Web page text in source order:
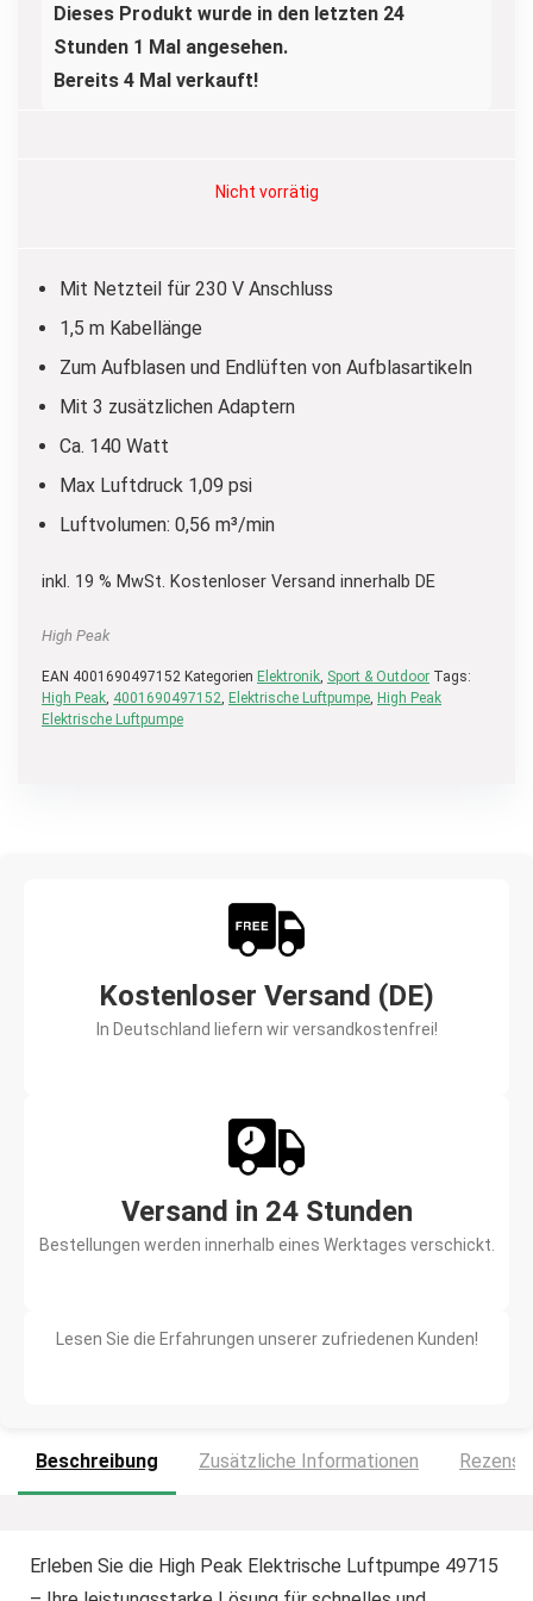
Dieses Produkt wurde in den letzten 24
Stunden 1 Mal angesehen.
Bereits 4 Mal verkauft!
Nicht vorrätig
Mit Netzteil für 230 V Anschluss
1,5 m Kabellänge
Zum Aufblasen und Endlüften von Aufblasartikeln
Mit 3 zusätzlichen Adaptern
Ca. 140 Watt
Max Luftdruck 1,09 psi
Luftvolumen: 0,56 m³/min
inkl. 19 % MwSt. Kostenloser Versand innerhalb DE
High Peak
EAN 4001690497152 Kategorien Elektronik, Sport & Outdoor Tags:
High Peak, 4001690497152, Elektrische Luftpumpe, High Peak
Elektrische Luftpumpe
Kostenloser Versand (DE)
In Deutschland liefern wir versandkostenfrei!
Versand in 24 Stunden
Bestellungen werden innerhalb eines Werktages verschickt.
Lesen Sie die Erfahrungen unserer zufriedenen Kunden!
Beschreibung Zusätzliche Informationen
Erleben Sie die High Peak Elektrische Luftpumpe 49715